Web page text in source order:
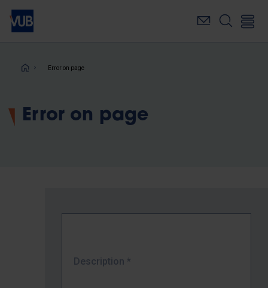
Skip
main
Breadcrumb
Error on page
Error on page
Description *